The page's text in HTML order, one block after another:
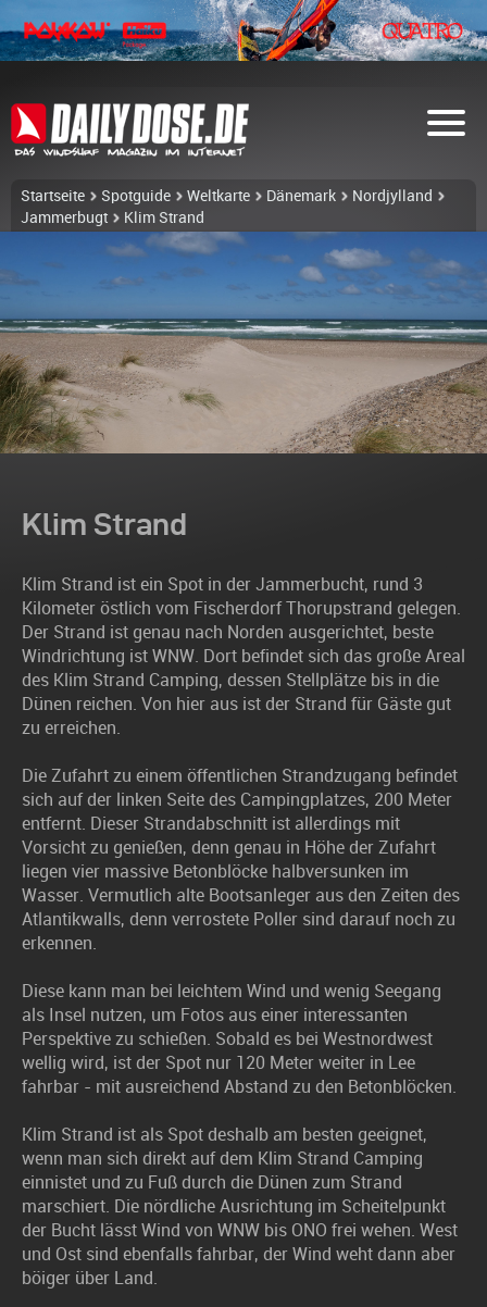
Startseite Spotguide Weltkarte Dänemark
Nordjylland
Jammerbugt
Klim Strand
Klim Strand
Klim Strand ist ein Spot in der Jammerbucht, rund 3
Kilometer östlich vom Fischerdorf Thorupstrand gelegen.
Der Strand ist genau nach Norden ausgerichtet, beste
Windrichtung ist WNW. Dort befindet sich das große Areal
des Klim Strand Camping, dessen Stellplätze bis in die
Dünen reichen. Von hier aus ist der Strand für Gäste gut
zu erreichen.
Die Zufahrt zu einem öffentlichen Strandzugang befindet
sich auf der linken Seite des Campingplatzes, 200 Meter
entfernt. Dieser Strandabschnitt ist allerdings mit
Vorsicht zu genießen, denn genau in Höhe der Zufahrt
liegen vier massive Betonblöcke halbversunken im
Wasser. Vermutlich alte Bootsanleger aus den Zeiten des
Atlantikwalls, denn verrostete Poller sind darauf noch zu
erkennen.
Diese kann man bei leichtem Wind und wenig Seegang
als Insel nutzen, um Fotos aus einer interessanten
Perspektive zu schießen. Sobald es bei Westnordwest
wellig wird, ist der Spot nur 120 Meter weiter in Lee
fahrbar - mit ausreichend Abstand zu den Betonblöcken.
Klim Strand ist als Spot deshalb am besten geeignet,
wenn man sich direkt auf dem Klim Strand Camping
einnistet und zu Fuß durch die Dünen zum Strand
marschiert. Die nördliche Ausrichtung im Scheitelpunkt
der Bucht lässt Wind von WNW bis ONO frei wehen. West
und Ost sind ebenfalls fahrbar, der Wind weht dann aber
böiger über Land.